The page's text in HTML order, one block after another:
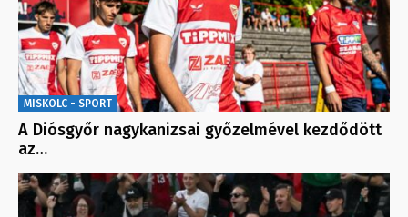
MISKOLC - SPORT
A Diósgyőr nagykanizsai győzelmével kezdődött
az…